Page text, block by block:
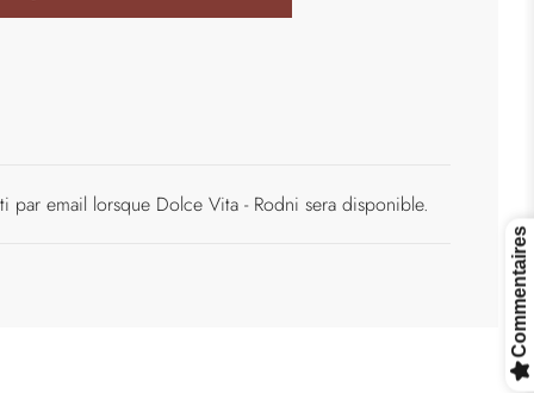
par email lorsque Dolce Vita - Rodni sera disponible.